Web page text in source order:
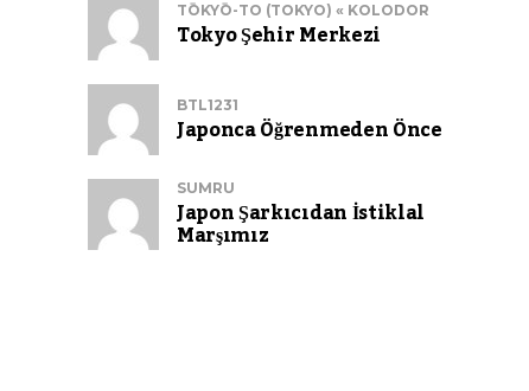
TŌKYŌ-TO (TOKYO) « KOLODOR
Tokyo Şehir Merkezi
BTL1231
Japonca Öğrenmeden Önce
SUMRU
Japon Şarkıcıdan İstiklal
Marşımız